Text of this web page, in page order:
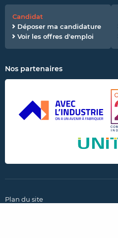
Candidat
Déposer ma candidature
Voir les offres d'emploi
Nos partenaires
Plan du site